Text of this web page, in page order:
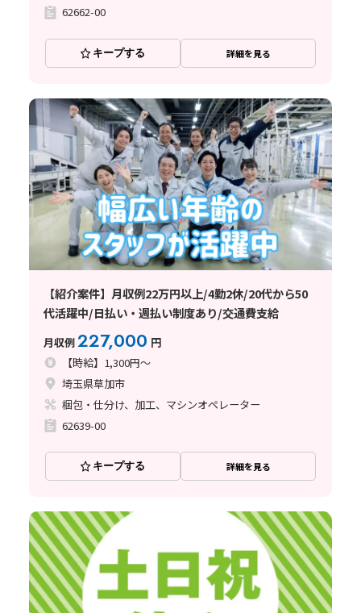
62662-00
キープする 詳細を見る
【紹介案件】月収例22万円以上/4勤2休/20代から50
代活躍中/日払い・週払い制度あり/交通費支給
月収例227,000 円
【時給】1,300円～
埼玉県草加市
梱包・仕分け、加工、マシンオペレーター
62639-00
キープする 詳細を見る